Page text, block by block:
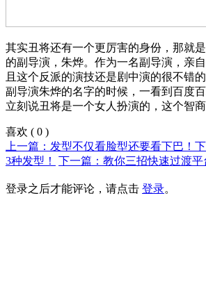
其实丑将还有一个更厉害的身份，那就
的副导演，朱烨。作为一名副导演，亲
且这个反派的演技还是剧中演的很不错
副导演朱烨的名字的时候，一看到百度
立刻说丑将是一个女人扮演的，这个智
喜欢 ( 0 )
上一篇：发型不仅看脸型还要看下巴！
3种发型！
下一篇：教你三招快速过渡
登录之后才能评论，请点击 登录。